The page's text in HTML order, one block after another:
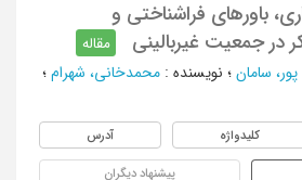
باورهای فراشناختی و
در جمعیت غیربالینی
مقاله
سامان ؛ نویسنده : محمدخانی، شهرام ؛
کلیدواژه آدرس
پیشنهاد دیگران